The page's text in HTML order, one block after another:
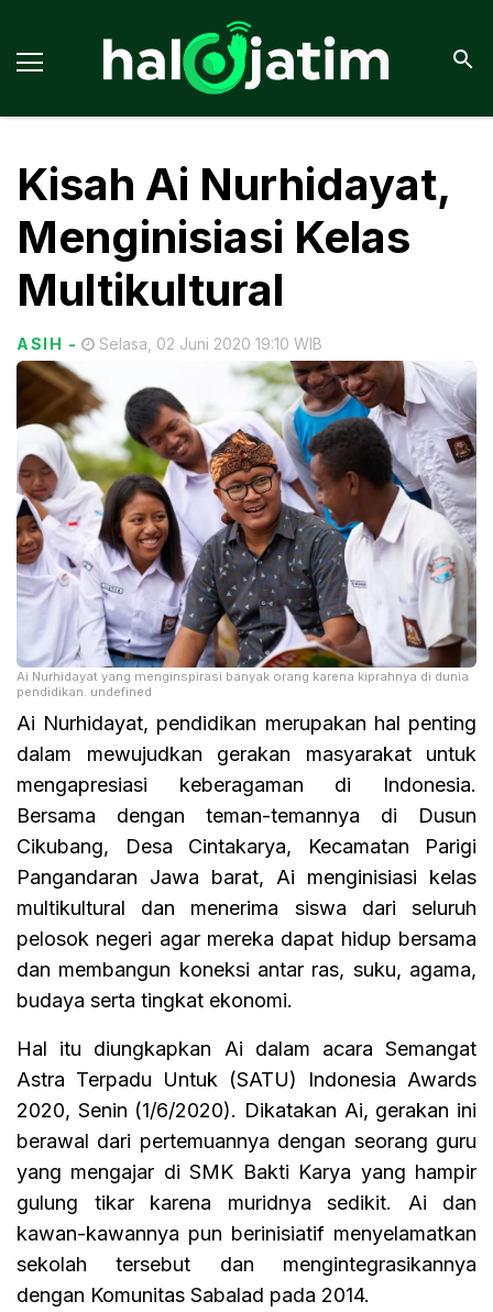
Kisah Ai Nurhidayat,
Menginisiasi Kelas
Multikultural
ASIH - Selasa, 02 Juni 2020 19:10 WIB
Ai Nurhidayat yang menginspirasi banyak orang karena kiprahnya di dunia
pendidikan. undefined
Ai Nurhidayat, pendidikan merupakan hal penting
dalam mewujudkan gerakan masyarakat untuk
mengapresiasi keberagaman di Indonesia.
Bersama dengan teman-temannya di Dusun
Cikubang, Desa Cintakarya, Kecamatan Parigi
Pangandaran Jawa barat, Ai menginisiasi kelas
multikultural dan menerima siswa dari seluruh
pelosok negeri agar mereka dapat hidup bersama
dan membangun koneksi antar ras, suku, agama,
budaya serta tingkat ekonomi.
Hal itu diungkapkan Ai dalam acara Semangat
Astra Terpadu Untuk (SATU) Indonesia Awards
2020, Senin (1/6/2020). Dikatakan Ai, gerakan ini
berawal dari pertemuannya dengan seorang guru
yang mengajar di SMK Bakti Karya yang hampir
gulung tikar karena muridnya sedikit. Ai dan
kawan-kawannya pun berinisiatif menyelamatkan
sekolah tersebut dan mengintegrasikannya
dengan Komunitas Sabalad pada 2014.